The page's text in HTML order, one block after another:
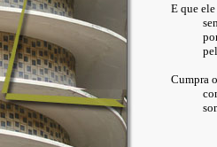
E que
Cumpra